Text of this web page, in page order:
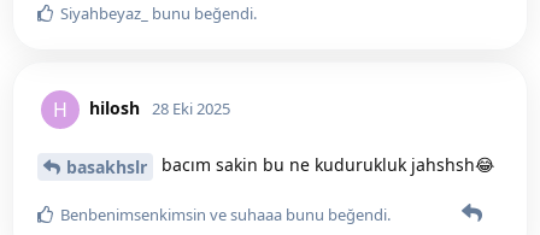
Siyahbeyaz_ bunu beğendi.
H hilosh 28 Eki 2025
basakhslr bacım sakin bu ne kudurukluk jahshsh😂
Benbenimsenkimsin vesuhaaa bunu beğendi.